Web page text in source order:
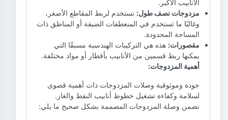
الأنابيب الأكبر.
مزدوجات نصف طول: تستخدم لربط المقاطع الأصغر،
وغالبًا ما تستخدم في المنعطفات الضيقة أو المناطق ذات
المساحة المحدودة.
مقصورات: هذه هي التركيبات الهندسية مسبقًا التي
يمكنها ربط قسمين من الأنابيب بأقطار أو مواد مختلفة.
أهمية المزدوجات:
جودة وموثوقية وصلات المزدوجات ذات أهمية قصوى
لسلامة وكفاءة تشغيل خطوط أنابيب النفط والغاز.
تضمن وصلة المزدوجات المصممة بشكل صحيح ما يلي: